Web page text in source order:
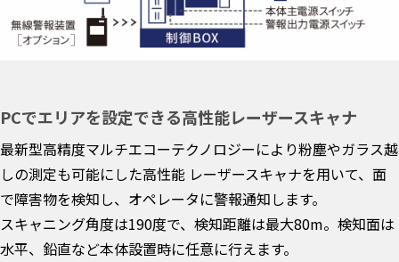
PCでエリアを設定できる高性能レーザースキャナ
最新型高精度マルチエコーテクノロジーにより粉塵やガラス越
しの測定も可能にした高性能 レーザースキャナを用いて、面
で障害物を検知し、オペレータに警報通知します。
スキャニング角度は190度で、検知距離は最大80m。検知面は
水平、鉛直など本体設置時に任意に行えます。